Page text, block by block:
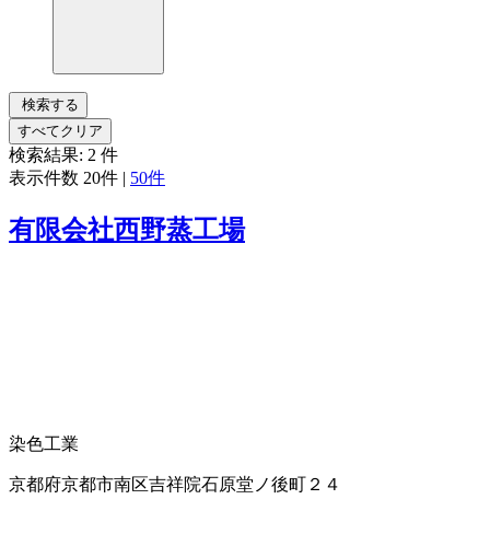
検索する
すべてクリア
検索結果: 2 件
表示件数 20件 | 50件
有限会社西野蒸工場
染色工業
京都府京都市南区吉祥院石原堂ノ後町２４